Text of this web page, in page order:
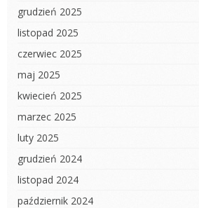
grudzień 2025
listopad 2025
czerwiec 2025
maj 2025
kwiecień 2025
marzec 2025
luty 2025
grudzień 2024
listopad 2024
październik 2024